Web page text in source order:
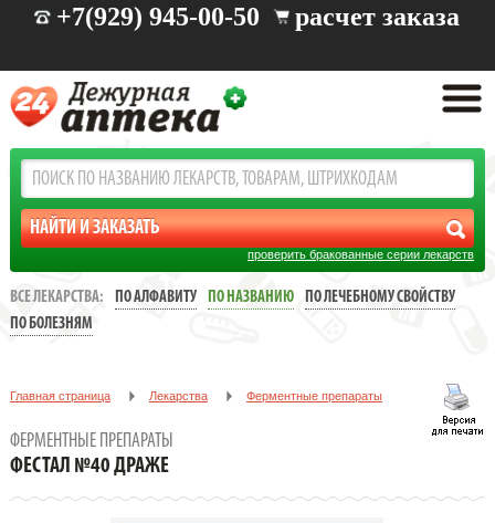
+7(929) 945-00-50 расчет заказа
проверить бракованные серии лекарств
ВСЕ ЛЕКАРСТВА: ПО АЛФАВИТУ ПО НАЗВАНИЮ
ПО ЛЕЧЕБНОМУ СВОЙСТВУ
ПО БОЛЕЗНЯМ
Главная страница Лекарства Ферментные препараты
ФЕРМЕНТНЫЕ ПРЕПАРАТЫ
ФЕСТАЛ №40 ДРАЖЕ